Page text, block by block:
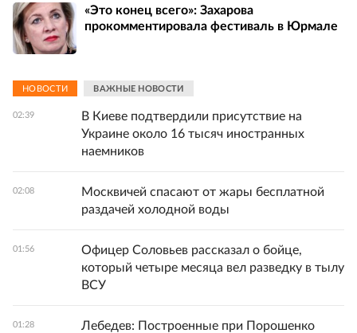
«Это конец всего»: Захарова
прокомментировала фестиваль в Юрмале
НОВОСТИ ВАЖНЫЕ НОВОСТИ
02:39
В Киеве подтвердили присутствие на
Украине около 16 тысяч иностранных
наемников
02:08
Москвичей спасают от жары бесплатной
раздачей холодной воды
01:56
Офицер Соловьев рассказал о бойце,
который четыре месяца вел разведку в тылу
ВСУ
01:28
Лебедев: Построенные при Порошенко